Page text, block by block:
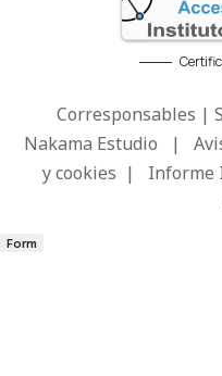
Corresponsables |
Nakama Estudio |
y cookies | Informe
Form